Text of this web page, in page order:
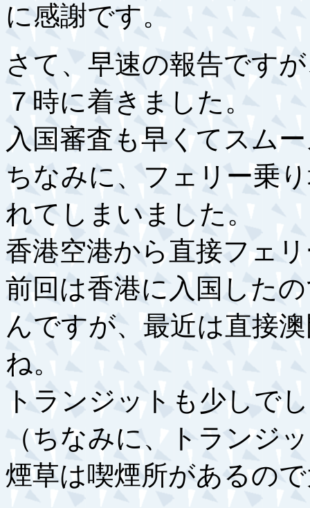
に感謝です。
さて、早速の報告です
７時に着きました。
入国審査も早くてスム
ちなみに、フェリー乗
れてしまいました。
香港空港から直接フェ
前回は香港に入国した
んですが、最近は直接
ね。
トランジットも少しで
（ちなみに、トランジ
煙草は喫煙所があるの